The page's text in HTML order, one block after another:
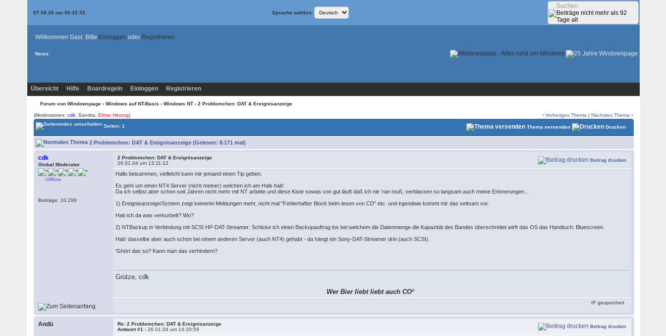
07.08.26 um 00:32:33 Sprache wählen:
Willkommen Gast. Bitte Einloggen oder Registrieren
News:
Übersicht Hilfe Boardregeln Einloggen Registrieren
Forum von Windowspage › Windows auf NT-Basis › Windows NT › 2 Problemchen: DAT & Ereignisanzeige
(Moderatoren:cdk , Sandra,Elmar Herzog) ‹Vorheriges Thema |Nächstes Thema ›
Seiten: 1
Thema versenden Drucken
2 Problemchen: DAT & Ereignisanzeige (Gelesen: 8.171 mal)
cdk
Global Moderator
Offline
Beiträge: 10.299
2 Problemchen: DAT & Ereignisanzeige
26.01.04 um 13:11:12
Beitrag drucken
Hallo beisammen, vielleicht kann mir jemand einen Tip geben.
Es geht um einen NT4 Server (nicht meiner) welchen ich am Hals hab'.
Da ich selbst aber schon seit Jahren nicht mehr mit NT arbeite und diese Kiste sowas von gut läuft daß ich nie 'ran muß, verblassen so langsam auch meine Erinnerungen...
1) Ereignisanzeige/System zeigt keinerlei Meldungen mehr, nicht mal "Fehlerhafter Block beim lesen von CD" etc. und irgendwie kommt mir das seltsam vor.
Hab ich da was verkurbelt? Wo?
2) NTBackup in Verbindung mit SCSI HP-DAT-Streamer: Schicke ich einen Backupauftrag los bei welchem die Datenmenge die Kapazität des Bandes überschreitet wirft das OS das Handtuch: Bluescreen
Hab' dasselbe aber auch schon bei einem anderen Server (auch NT4) gehabt - da hängt ein Sony-DAT-Streamer drin (auch SCSI).
'Ghört das so? Kann man das verhindern?
Grütze, cdk
Wer Bier liebt liebt auch CO²
IP gespeichert
Andü
Re: 2 Problemchen: DAT & Ereignisanzeige
Antwort #1 -26.01.04 um 14:20:59 Beitrag drucken